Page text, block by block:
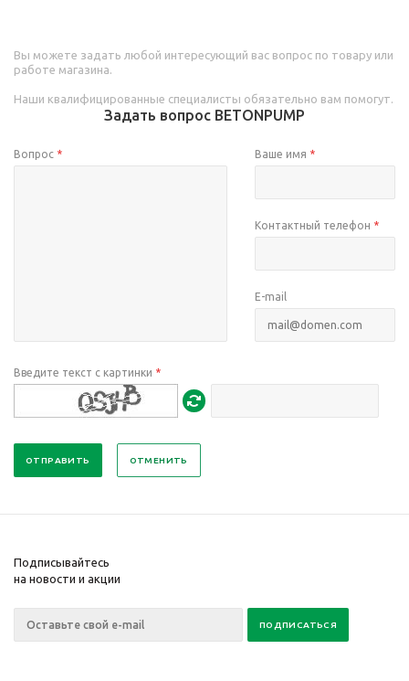
Вы можете задать любой интересующий вас вопрос по товару или
работе магазина.
Наши квалифицированные специалисты обязательно вам помогут.
Задать вопрос BETONPUMP
Вопрос * Ваше имя *
Контактный телефон *
E-mail
Введите текст с картинки *
ОТМЕНИТЬ
Подписывайтесь
на новости и акции